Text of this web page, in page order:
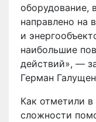
оборудование,
направлено на
и
наибольшие
действий», —
Герман
Как отметили
сложности